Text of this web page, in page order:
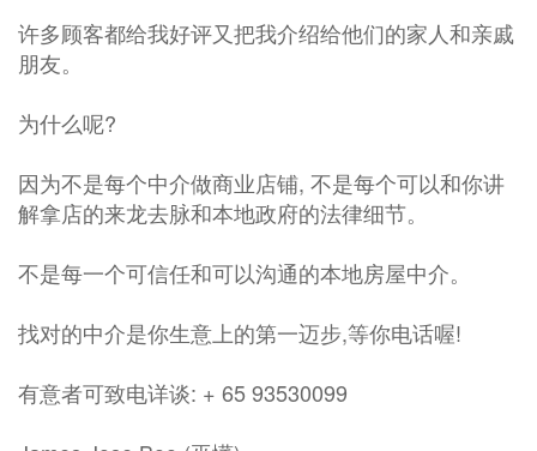
许多顾客都给我好评又把我介绍给他们的家人和亲戚
朋友。
为什么呢?
因为不是每个中介做商业店铺, 不是每个可以和你讲
解拿店的来龙去脉和本地政府的法律细节。
不是每一个可信任和可以沟通的本地房屋中介。
找对的中介是你生意上的第一迈步,等你电话喔!
有意者可致电详谈: + 65 93530099